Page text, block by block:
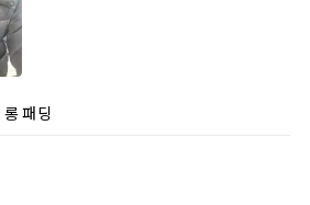
패딩